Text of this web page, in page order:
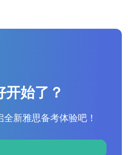
开始了？
新雅思备考体验吧！